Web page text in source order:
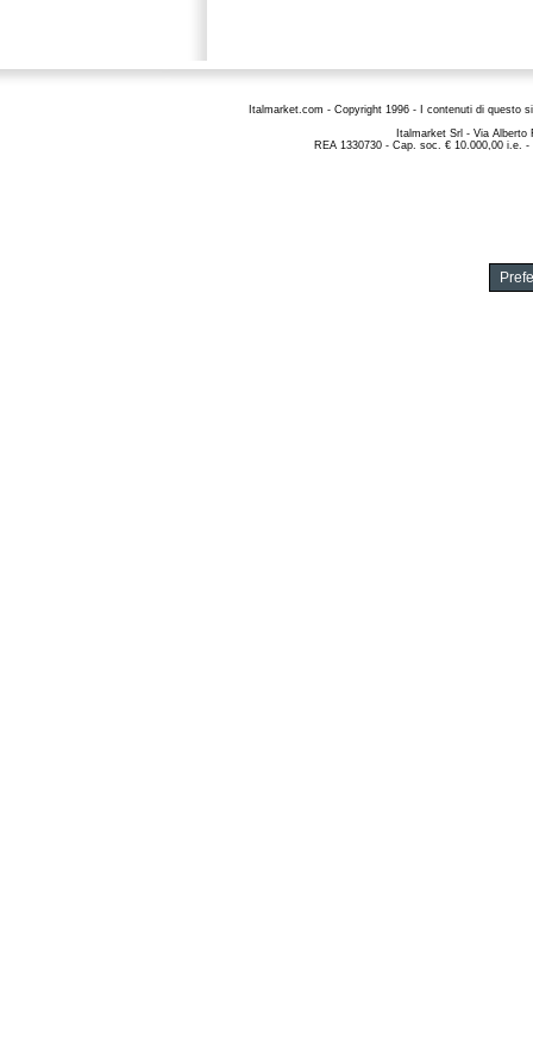
Italmarket.com - Copyright 1996 - I contenuti di questo
Italmarket Srl - Via Alberto
REA 1330730 - Cap. soc. € 10.000,00 i.e.